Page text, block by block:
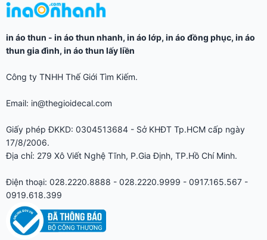
in áo thun - in áo thun nhanh, in áo lớp, in áo đồng phục, in áo
thun gia đình, in áo thun lấy liền
Công ty TNHH Thế Giới Tìm Kiếm.
Email: in@thegioidecal.com
Giấy phép ĐKKD: 0304513684 - Sở KHĐT Tp.HCM cấp ngày
17/8/2006.
Địa chỉ: 279 Xô Viết Nghệ Tĩnh, P.Gia Định, TP.Hồ Chí Minh.
Điện thoại: 028.2220.8888 - 028.2220.9999 - 0917.165.567 -
0919.618.399